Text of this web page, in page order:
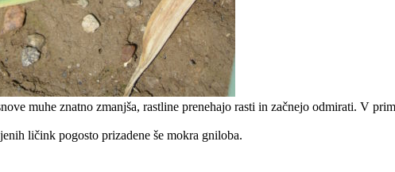
muhe znatno zmanjša, rastline prenehajo rasti in začnejo odmirati. V
ličink pogosto prizadene še mokra gniloba.